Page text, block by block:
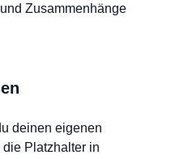
Zusammenhänge
deinen eigenen
die Platzhalter in